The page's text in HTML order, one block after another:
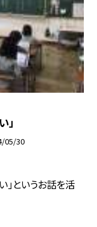
」
05/30
」というお話を活